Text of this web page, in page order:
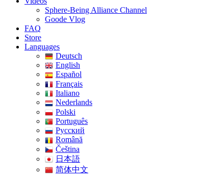
Sphere-Being Alliance Channel
Goode Vlog
FAQ
Store
Languages
Deutsch
English
Español
Français
Italiano
Nederlands
Polski
Português
Pусский
Română
Čeština
日本語
简体中文